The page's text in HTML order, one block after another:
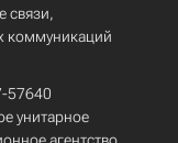
связи,
коммуникаций
57640
унитарное